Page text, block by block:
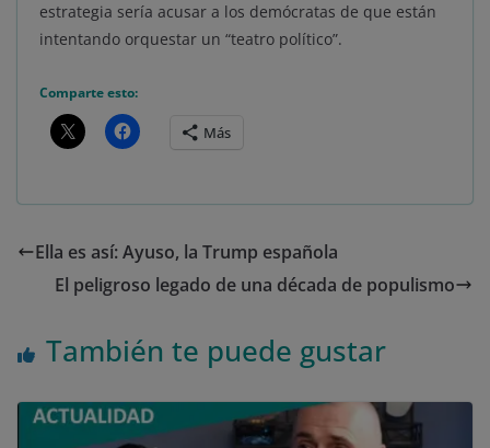
estrategia sería acusar a los demócratas de que están
intentando orquestar un “teatro político”.
Comparte esto:
Más
Ella es así: Ayuso, la Trump española
El peligroso legado de una década de populismo
También te puede gustar